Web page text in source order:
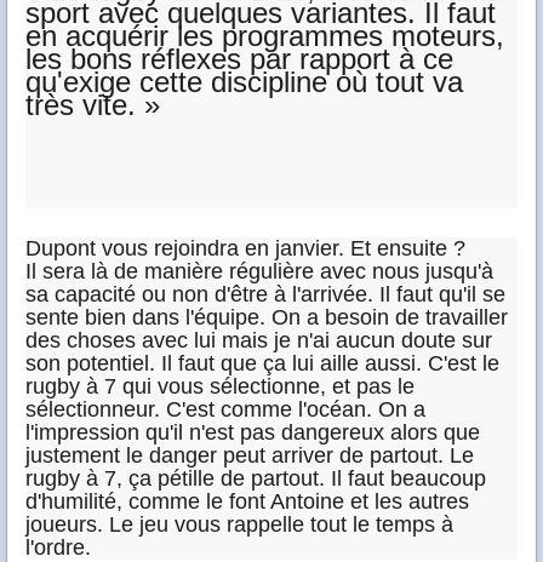
sport avec quelques variantes. Il faut
en acquérir les programmes moteurs,
les bons réflexes par rapport à ce
qu'exige cette discipline où tout va
très vite. »
Dupont vous rejoindra en janvier. Et ensuite ?
Il sera là de manière régulière avec nous jusqu'à
sa capacité ou non d'être à l'arrivée. Il faut qu'il se
sente bien dans l'équipe. On a besoin de travailler
des choses avec lui mais je n'ai aucun doute sur
son potentiel. Il faut que ça lui aille aussi. C'est le
rugby à 7 qui vous sélectionne, et pas le
sélectionneur. C'est comme l'océan. On a
l'impression qu'il n'est pas dangereux alors que
justement le danger peut arriver de partout. Le
rugby à 7, ça pétille de partout. Il faut beaucoup
d'humilité, comme le font Antoine et les autres
joueurs. Le jeu vous rappelle tout le temps à
l'ordre.